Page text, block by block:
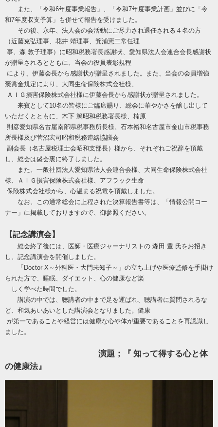
また、「令和6年度事業報告」、「令和7年度事業計画」並びに「令
和7年度収支予算」も併せて報告を受けました。
その後、永年、法人会の会活動にご尽力され退任される４名の方
（近藤克弘理事、花井 靖理事、箕浦憲二常任理
事、森 敦子理事）に昭和税務署長感謝状、愛知県法人会連合会長感謝状
が贈呈されるとともに、当会の役員表彰規程
により、伊藤会長から感謝状が贈呈されました。また、当会の会員増強
褒賞金規定により、大同生命保険株式会社様、
ＡＩＧ損害保険株式会社様に伊藤会長から感謝状が贈呈されました。
来賓として10名の皆様にご臨席賜り、総会に華やかさを醸し出して
いただくとともに、木下 篤昭和税務署長様、楠原
則彦愛知県名古屋南部県税事務所長様、石本裕和名古屋市金山市税事務
所長様及び菅沼宏司昭和税務連絡協議会
副会長（名古屋税理士会昭和支部長）様から、それぞれご祝辞を頂戴
し、総会は盛会裏に終了しました。
また、一般社団法人愛知県法人会連合会様、大同生命保険株式会社
様、ＡＩＧ損害保険株式会社様、アフラック生命
保険株式会社様から、心温まる祝電を頂戴しました。
なお、この通常総会に上程された決算報告書等は、「情報公開コー
ナー」に掲載しておりますので、御参照ください。
【記念講演会】
総会終了後には、医師・医療ジャーナリストの 森田 豊 氏をお招き
し、記念講演会を開催しました。
「Doctor-X～外科医・大門未知子～」の立ち上げや医療監修を手掛け
られた方で、睡眠、ダイエット、心の健康など楽
しく学べた時間でした。
講演の中では、聴講者の中まで足を運ばれ、聴講者に質問されるな
ど、和気あいあいとした講演会となりました。健康
が第一であることや経営には健康な心や体が重要であることを再認識し
ました。
演題；『 知って得する心と体
の健康法』